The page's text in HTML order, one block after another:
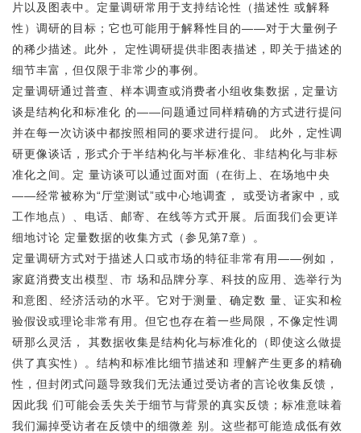
片以及图表中。定量调研常用于支持结论性（描述性 或解释
性）调研的目标；它也可能用于解释性目的——对于大量例子
的稀少描述。此外， 定性调研提供非图表描述，即关于描述的
细节丰富，但仅限于非常少的事例。
定量调研通过普查、样本调查或消费者小组收集数据，定量访
谈是结构化和标准化 的——问题通过同样精确的方式进行提问
并在每一次访谈中都按照相同的要求进行提问。 此外，定性调
研更像谈话，形式介于半结构化与半标准化、非结构化与非标
准化之间。定 量访谈可以通过面对面（在街上、在场地中央
——经常被称为“厅堂测试”或中心地调査， 或受访者家中，或
工作地点）、电话、邮寄、在线等方式开展。后面我们会更详
细地讨论 定量数据的收集方式（参见第7章）。
定量调研方式对于描述人口或市场的特征非常有用——例如，
家庭消费支出模型、市 场和品牌分享、科技的应用、选举行为
和意图、经济活动的水平。它对于测量、确定数 量、证实和检
验假设或理论非常有用。但它也存在着一些局限，不像定性调
研那么灵活， 其数据收集是结构化与标准化的（即使这么做提
供了真实性）。结构和标准比细节描述和 理解产生更多的精确
性，但封闭式问题导致我们无法通过受访者的言论收集反馈，
因此我 们可能会丢失关于细节与背景的真实反馈；标准意味着
我们漏掉受访者在反馈中的细微差 别。这些都可能造成低有效